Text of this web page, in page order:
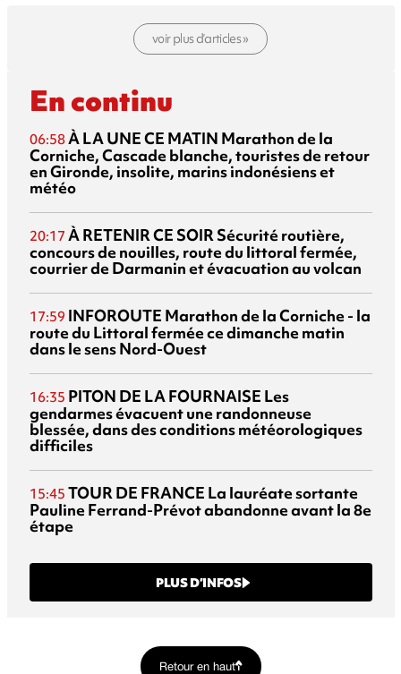
voir plus d’articles »
En continu
06:58À LA UNE CE MATIN Marathon de la
Corniche, Cascade blanche, touristes de retour
en Gironde, insolite, marins indonésiens et
météo
20:17 À RETENIR CE SOIRSécurité routière,
concours de nouilles, route du littoral fermée,
courrier de Darmanin et évacuation au volcan
17:59 INFOROUTE Marathon de la Corniche - la
route du Littoral fermée ce dimanche matin
dans le sens Nord-Ouest
16:35 PITON DE LA FOURNAISE Les
gendarmes évacuent une randonneuse
blessée, dans des conditions météorologiques
difficiles
15:45 TOUR DE FRANCE La lauréate sortante
Pauline Ferrand-Prévot abandonne avant la 8e
étape
PLUS D’INFOS
Retour en haut